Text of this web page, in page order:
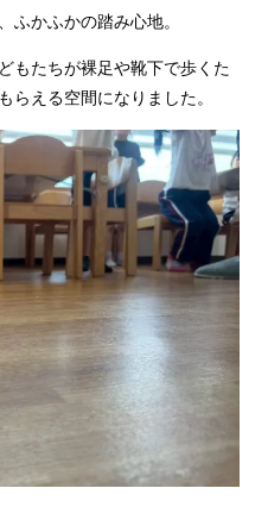
ふかふかの踏み心地。
もたちが裸足や靴下で歩くた
らえる空間になりました。